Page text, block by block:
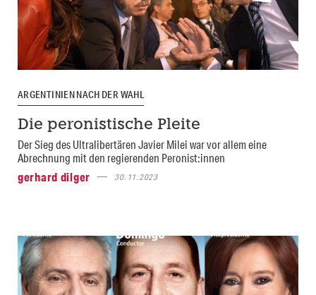
ARGENTINIEN NACH DER WAHL
Die peronistische Pleite
Der Sieg des Ultralibertären Javier Milei war vor allem eine
Abrechnung mit den regierenden Peronist:innen
gerhard dilger
30.11.2023